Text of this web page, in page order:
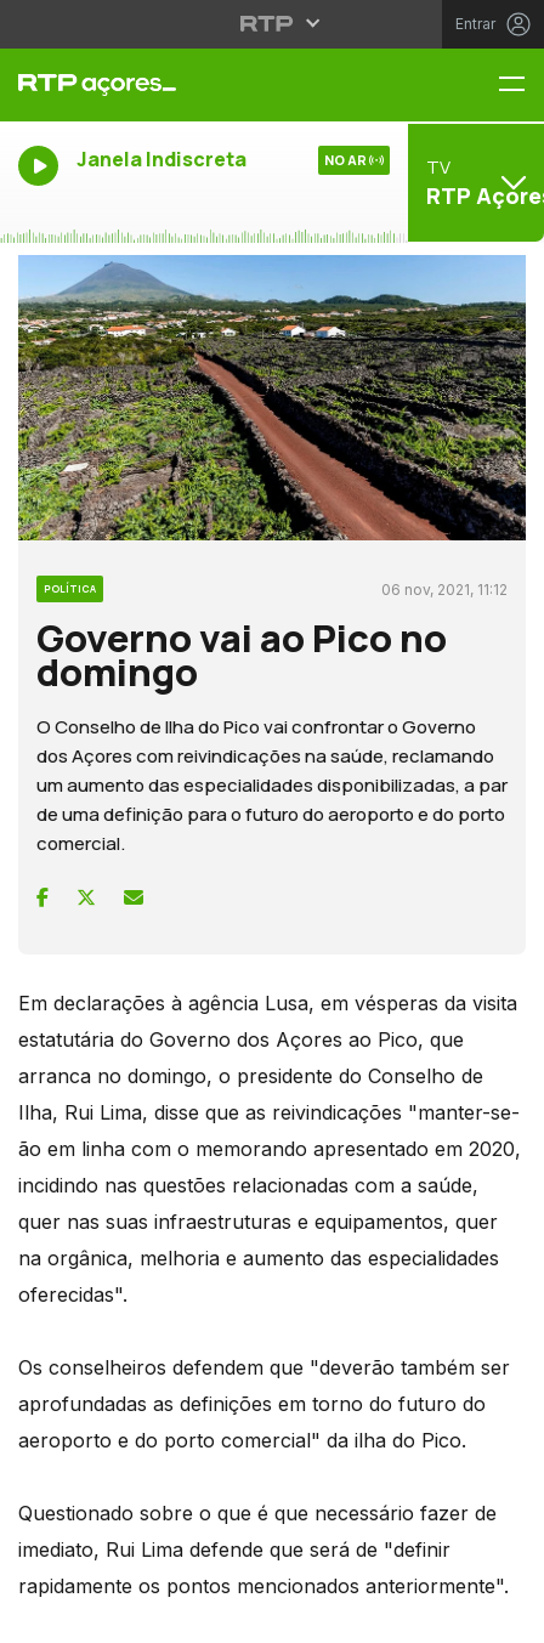
Entrar
Janela Indiscreta NO AR TV
RTP
POLÍTICA 06 nov, 2021, 11:12
Governo vai ao Pico no
domingo
O Conselho de Ilha do Pico vai confrontar o Governo
dos Açores com reivindicações na saúde, reclamando
um aumento das especialidades disponibilizadas, a par
de uma definição para o futuro do aeroporto e do porto
comercial.
Em declarações à agência Lusa, em vésperas da visita
estatutária do Governo dos Açores ao Pico, que
arranca no domingo, o presidente do Conselho de
Ilha, Rui Lima, disse que as reivindicações "manter-se-
ão em linha com o memorando apresentado em 2020,
incidindo nas questões relacionadas com a saúde,
quer nas suas infraestruturas e equipamentos, quer
na orgânica, melhoria e aumento das especialidades
oferecidas".
Os conselheiros defendem que "deverão também ser
aprofundadas as definições em torno do futuro do
aeroporto e do porto comercial" da ilha do Pico.
Questionado sobre o que é que necessário fazer de
imediato, Rui Lima defende que será de "definir
rapidamente os pontos mencionados anteriormente".